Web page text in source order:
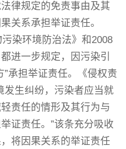
律规定的免责事由及其
关系承担举证责任。
染环境防治法》和2008
进一步规定，因污染引
承担举证责任。《侵权责
发生纠纷，污染者应当就
责任的情形及其行为与
证责任。”该条充分吸收
将因果关系的举证责任